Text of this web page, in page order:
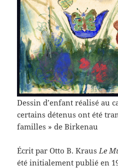
Dessin d’enfant réalisé au
certains détenus ont été
familles » de Birkenau
Écrit par Otto B. Kraus Le
été initialement publié en